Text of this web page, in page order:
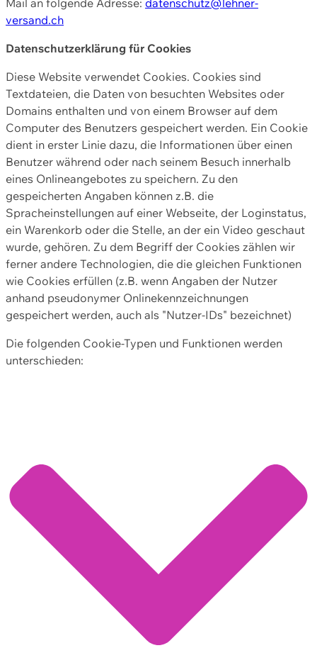
versand.ch
Datenschutzerklärung für Cookies
Diese Website verwendet Cookies. Cookies sind
Textdateien, die Daten von besuchten Websites oder
Domains enthalten und von einem Browser auf dem
Computer des Benutzers gespeichert werden. Ein Cookie
dient in erster Linie dazu, die Informationen über einen
Benutzer während oder nach seinem Besuch innerhalb
eines Onlineangebotes zu speichern. Zu den
gespeicherten Angaben können z.B. die
Spracheinstellungen auf einer Webseite, der Loginstatus,
ein Warenkorb oder die Stelle, an der ein Video geschaut
wurde, gehören. Zu dem Begriff der Cookies zählen wir
ferner andere Technologien, die die gleichen Funktionen
wie Cookies erfüllen (z.B. wenn Angaben der Nutzer
anhand pseudonymer Onlinekennzeichnungen
gespeichert werden, auch als "Nutzer-IDs" bezeichnet)
Die folgenden Cookie-Typen und Funktionen werden
unterschieden: